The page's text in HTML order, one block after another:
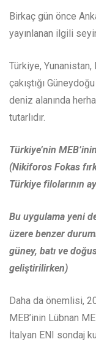
Birkaç gün önce
yayınlanan ilgili
Türkiye, Yunanistan,
çakıştığı
deniz alanında
tutarlıdır.
Türkiye’nin
(Nikiforos Fokas
Türkiye filolarının
Bu uygulama yeni
üzere benzer
güney, batı ve
geliştirilirken)
Daha da önemlisi,
MEB’inin Lübnan
İtalyan ENI sondaj